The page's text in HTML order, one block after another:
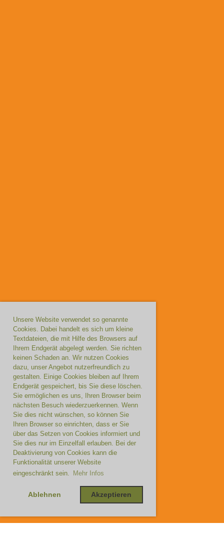
Unsere Website verwendet so genannte
Cookies. Dabei handelt es sich um kleine
Textdateien, die mit Hilfe des Browsers auf
Ihrem Endgerät abgelegt werden. Sie richten
keinen Schaden an. Wir nutzen Cookies
dazu, unser Angebot nutzerfreundlich zu
gestalten. Einige Cookies bleiben auf Ihrem
Endgerät gespeichert, bis Sie diese löschen.
Sie ermöglichen es uns, Ihren Browser beim
nächsten Besuch wiederzuerkennen. Wenn
Sie dies nicht wünschen, so können Sie
Ihren Browser so einrichten, dass er Sie
über das Setzen von Cookies informiert und
Sie dies nur im Einzelfall erlauben. Bei der
Deaktivierung von Cookies kann die
Funktionalität unserer Website
eingeschränkt sein.
Mehr Infos
Ablehnen Akzeptieren